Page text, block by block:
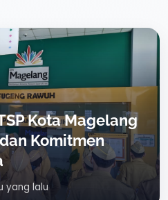
Kota Magelang
Komitmen
yang lalu